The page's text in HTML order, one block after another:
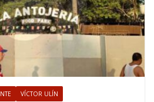
VÍCTOR ULÍN